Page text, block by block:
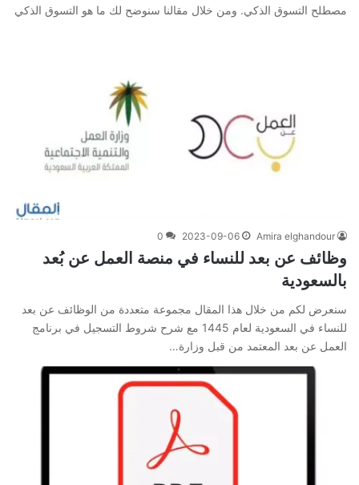
مصطلح التسوق الذكي. ومن خلال مقالنا سنوضح لك ما هو التسوق الذكي
Amira elghandour
2023-09-06
0
وظائف عن بعد للنساء في منصة العمل عن بُعد
بالسعودية
سنعرض لكم من خلال هذا المقال مجموعة متعددة من الوظائف عن بعد
للنساء في السعودية لعام 1445 مع شرح شروط التسجيل في برنامج
العمل عن بعد المعتمد من قبل وزارة…